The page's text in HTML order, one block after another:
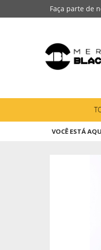
Faça parte de
VOCÊ ESTÁ